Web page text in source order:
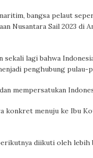
bangsa pelaut
Nusantara Sail 2023 di
sekali lagi bahwa
penghubung pulau-
mempersatukan
konkret menuju ke Ibu
diikuti oleh lebih